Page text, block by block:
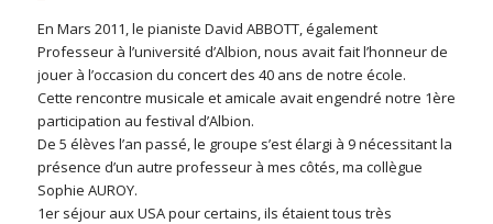
En Mars 2011, le pianiste David ABBOTT, également
Professeur à l’université d’Albion, nous avait fait l’honneur de
jouer à l’occasion du concert des 40 ans de notre école.
Cette rencontre musicale et amicale avait engendré notre 1ère
participation au festival d’Albion.
De 5 élèves l’an passé, le groupe s’est élargi à 9 nécessitant la
présence d’un autre professeur à mes côtés, ma collègue
Sophie AUROY.
1er séjour aux USA pour certains, ils étaient tous très